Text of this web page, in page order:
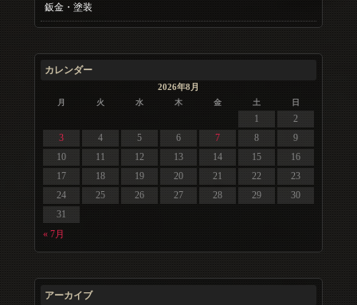
鈑金・塗装
カレンダー
2026年8月
月 火 水 木 金 土 日
« 7月
1
2
3
4 5 6 7 8
9
10
11 12 13 14 15
16
17
18 19 20 21 22
23
24
25 26 27 28 29
30
31
アーカイブ